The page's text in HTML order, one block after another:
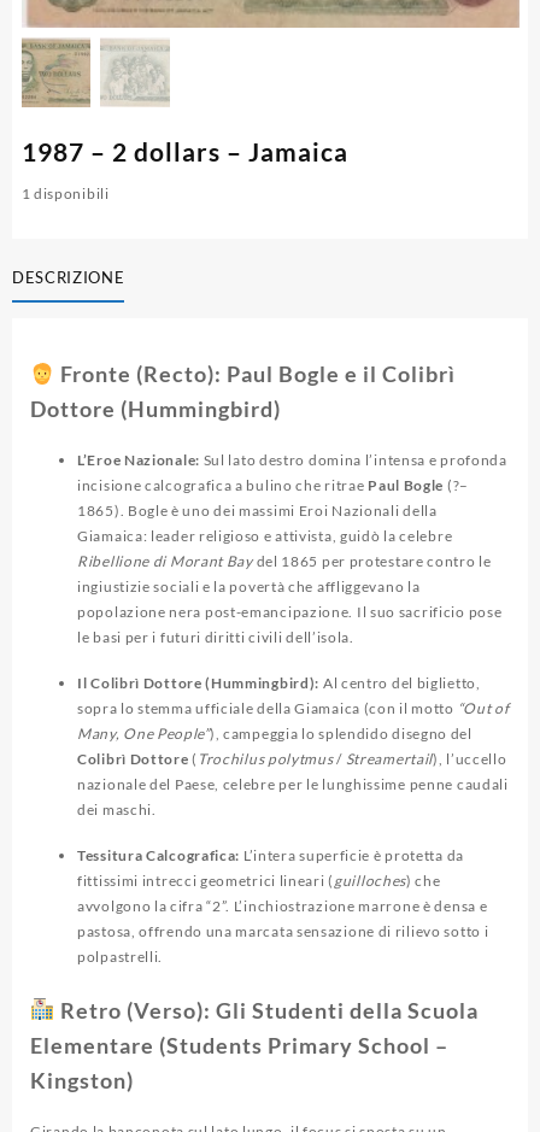
1987 – 2 dollars – Jamaica
1 disponibili
DESCRIZIONE
Fronte (Recto): Paul Bogle e il Colibrì
Dottore (Hummingbird)
L’Eroe Nazionale: Sul lato destro domina l’intensa e profonda
incisione calcografica a bulino che ritrae Paul Bogle (?–
1865). Bogle è uno dei massimi Eroi Nazionali della
Giamaica: leader religioso e attivista, guidò la celebre
Ribellione di Morant Baydel 1865 per protestare contro le
ingiustizie sociali e la povertà che affliggevano la
popolazione nera post-emancipazione. Il suo sacrificio pose
le basi per i futuri diritti civili dell’isola.
Il Colibrì Dottore (Hummingbird): Al centro del biglietto,
sopra lo stemma ufficiale della Giamaica (con il motto “Out of
Many, One People”), campeggia lo splendido disegno del
Colibrì Dottore ( Trochilus polytmus/ Streamertail), l’uccello
nazionale del Paese, celebre per le lunghissime penne caudali
dei maschi.
Tessitura Calcografica: L’intera superficie è protetta da
fittissimi intrecci geometrici lineari ( guilloches) che
avvolgono la cifra “2”. L’inchiostrazione marrone è densa e
pastosa, offrendo una marcata sensazione di rilievo sotto i
polpastrelli.
Retro (Verso): Gli Studenti della Scuola
Elementare (Students Primary School –
Kingston)